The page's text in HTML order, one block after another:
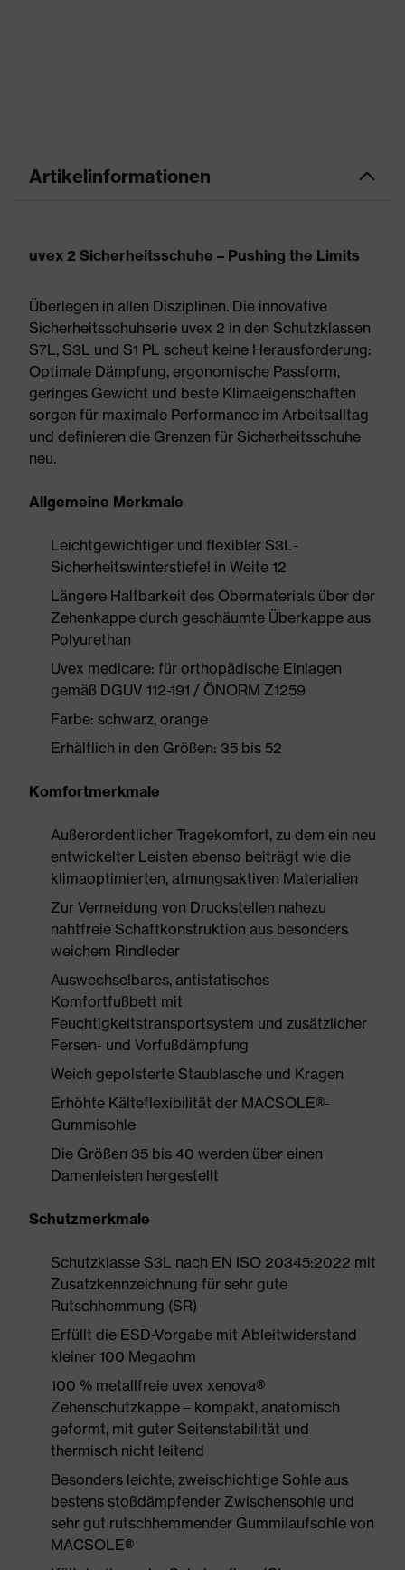
Artikelinformationen
uvex 2 Sicherheitsschuhe – Pushing the Limits
Überlegen in allen Disziplinen. Die innovative
Sicherheitsschuhserie uvex 2 in den Schutzklassen
S7L, S3L und S1 PL scheut keine Herausforderung:
Optimale Dämpfung, ergonomische Passform,
geringes Gewicht und beste Klimaeigenschaften
sorgen für maximale Performance im Arbeitsalltag
und definieren die Grenzen für Sicherheitsschuhe
neu.
Allgemeine Merkmale
Leichtgewichtiger und flexibler S3L-
Sicherheitswinterstiefel in Weite 12
Längere Haltbarkeit des Obermaterials über der
Zehenkappe durch geschäumte Überkappe aus
Polyurethan
Uvex medicare: für orthopädische Einlagen
gemäß DGUV 112-191 / ÖNORM Z1259
Farbe: schwarz, orange
Erhältlich in den Größen: 35 bis 52
Komfortmerkmale
Außerordentlicher Tragekomfort, zu dem ein neu
entwickelter Leisten ebenso beiträgt wie die
klimaoptimierten, atmungsaktiven Materialien
Zur Vermeidung von Druckstellen nahezu
nahtfreie Schaftkonstruktion aus besonders
weichem Rindleder
Auswechselbares, antistatisches
Komfortfußbett mit
Feuchtigkeitstransportsystem und zusätzlicher
Fersen- und Vorfußdämpfung
Weich gepolsterte Staublasche und Kragen
Erhöhte Kälteflexibilität der MACSOLE®-
Gummisohle
Die Größen 35 bis 40 werden über einen
Damenleisten hergestellt
Schutzmerkmale
Schutzklasse S3L nach EN ISO 20345:2022 mit
Zusatzkennzeichnung für sehr gute
Rutschhemmung (SR)
Erfüllt die ESD-Vorgabe mit Ableitwiderstand
kleiner 100 Megaohm
100 % metallfreie uvex xenova®
Zehenschutzkappe – kompakt, anatomisch
geformt, mit guter Seitenstabilität und
thermisch nicht leitend
Besonders leichte, zweischichtige Sohle aus
bestens stoßdämpfender Zwischensohle und
sehr gut rutschhemmender Gummilaufsohle von
MACSOLE®